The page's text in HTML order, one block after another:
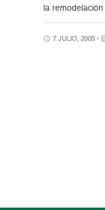
la
7 JULIO, 2005 •